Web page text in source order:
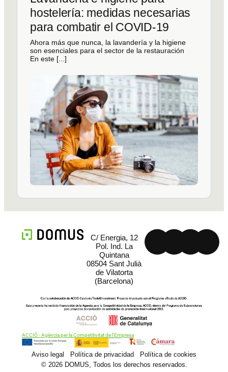
hostelería: medidas necesarias
para combatir el COVID-19
Ahora más que nunca, la lavandería y la higiene
son esenciales para el sector de la restauración
En este [...]
C/ Energia, 12
Pol. Ind. La
Quintana
08504 Sant Julià
de Vilatorta
(Barcelona)
ACCIÓ - Agència per la Competitivitat de l'Empresa
Aviso legal Política de privacidad
Política de cookies
© 2026 DOMUS, Todos los derechos reservados.